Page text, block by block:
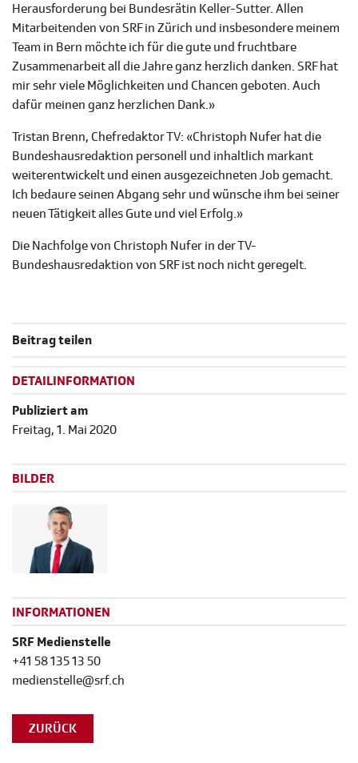
Herausforderung bei Bundesrätin Keller-Sutter. Allen
Mitarbeitenden von SRF in Zürich und insbesondere meinem
Team in Bern möchte ich für die gute und fruchtbare
Zusammenarbeit all die Jahre ganz herzlich danken. SRF hat
mir sehr viele Möglichkeiten und Chancen geboten. Auch
dafür meinen ganz herzlichen Dank.»
Tristan Brenn, Chefredaktor TV: «Christoph Nufer hat die
Bundeshausredaktion personell und inhaltlich markant
weiterentwickelt und einen ausgezeichneten Job gemacht.
Ich bedaure seinen Abgang sehr und wünsche ihm bei seiner
neuen Tätigkeit alles Gute und viel Erfolg.»
Die Nachfolge von Christoph Nufer in der TV-
Bundeshausredaktion von SRF ist noch nicht geregelt.
Beitrag teilen
DETAILINFORMATION
Publiziert am
Freitag, 1. Mai 2020
BILDER
INFORMATIONEN
SRF Medienstelle
+41 58 135 13 50
medienstelle@srf.ch
ZURÜCK